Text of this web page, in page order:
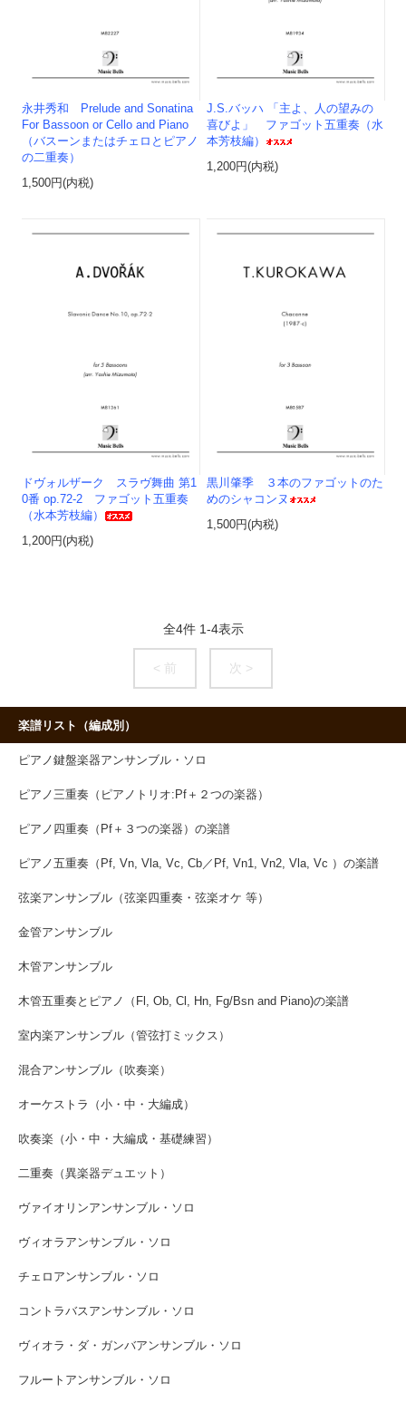
永井秀和 Prelude and Sonatina
For Bassoon or Cello and Piano
（バスーンまたはチェロとピアノ
の二重奏）
1,500円(内税)
J.S.バッハ 「主よ、人の望みの
喜びよ」 ファゴット五重奏（水
本芳枝編）
1,200円(内税)
ドヴォルザーク スラヴ舞曲 第1
0番 op.72-2 ファゴット五重奏
（水本芳枝編）
1,200円(内税)
黒川肇季 ３本のファゴットのた
めのシャコンヌ
1,500円(内税)
全4件 1-4表示
< 前 次 >
楽譜リスト（編成別）
ピアノ鍵盤楽器アンサンブル・ソロ
ピアノ三重奏（ピアノトリオ:Pf＋２つの楽器）
ピアノ四重奏（Pf＋３つの楽器）の楽譜
ピアノ五重奏（Pf, Vn, Vla, Vc, Cb／Pf, Vn1, Vn2, Vla, Vc ）の楽譜
弦楽アンサンブル（弦楽四重奏・弦楽オケ 等）
金管アンサンブル
木管アンサンブル
木管五重奏とピアノ（Fl, Ob, Cl, Hn, Fg/Bsn and Piano)の楽譜
室内楽アンサンブル（管弦打ミックス）
混合アンサンブル（吹奏楽）
オーケストラ（小・中・大編成）
吹奏楽（小・中・大編成・基礎練習）
二重奏（異楽器デュエット）
ヴァイオリンアンサンブル・ソロ
ヴィオラアンサンブル・ソロ
チェロアンサンブル・ソロ
コントラバスアンサンブル・ソロ
ヴィオラ・ダ・ガンバアンサンブル・ソロ
フルートアンサンブル・ソロ